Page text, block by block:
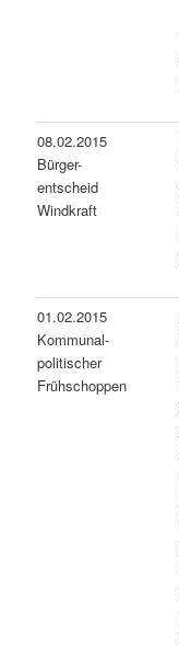
08.02.2015
Bürger-
entscheid
Windkraft
01.02.2015
Kommunal-
politischer
Frühschoppen